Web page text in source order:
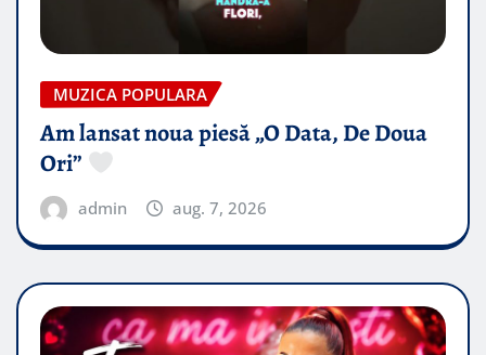
MUZICA POPULARA
Am lansat noua piesă „O Data, De Doua
Ori”
admin aug. 7, 2026